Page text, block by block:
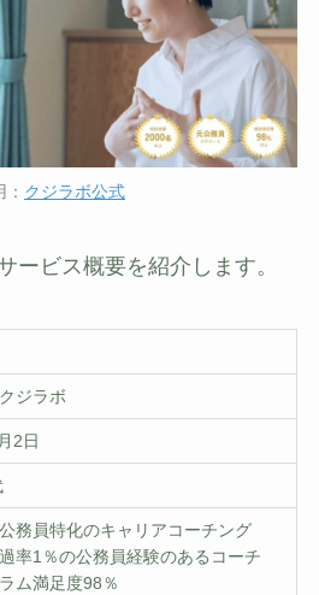
クジラボ公式
ービス概要を紹介します。
ジラボ
2日
公務員特化のキャリアコーチング
過率1％の公務員経験のあるコーチ
ム満足度98％